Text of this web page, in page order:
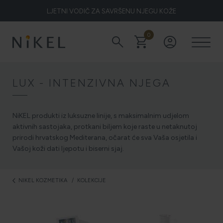
LJETNI VODIČ ZA SAVRŠENU NJEGU KOŽE
NIKEL HEROJ PRIRODE
search shopping_cart0 account_circle
LUX - INTENZIVNA NJEGA
NiKEL produkti iz luksuzne linije, s maksimalnim udjelom
aktivnih sastojaka, protkani biljem koje raste u netaknutoj
prirodi hrvatskog Mediterana, očarat će sva Vaša osjetila i
Vašoj koži dati ljepotu i biserni sjaj.
arrow_back_ios NIKEL KOZMETIKA KOLEKCIJE